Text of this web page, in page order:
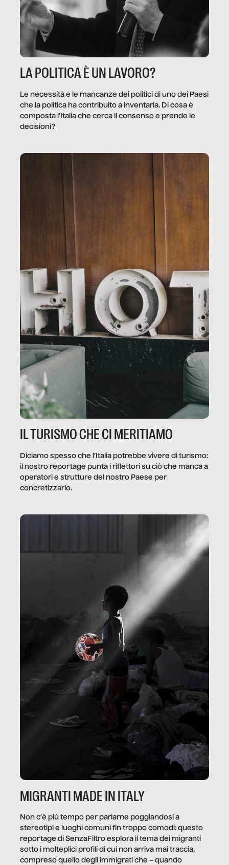
LA POLITICA È UN LAVORO?
Le necessità e le mancanze dei politici di uno dei Paesi
che la politica ha contribuito a inventarla. Di cosa è
composta l’Italia che cerca il consenso e prende le
decisioni?
IL TURISMO CHE CI MERITIAMO
Diciamo spesso che l’Italia potrebbe vivere di turismo:
il nostro reportage punta i riflettori su ciò che manca a
operatori e strutture del nostro Paese per
concretizzarlo.
MIGRANTI MADE IN ITALY
Non c’è più tempo per parlarne poggiandosi a
stereotipi e luoghi comuni fin troppo comodi: questo
reportage di SenzaFiltro esplora il tema dei migranti
sotto i molteplici profili di cui non arriva mai traccia,
compreso quello degli immigrati che – quando